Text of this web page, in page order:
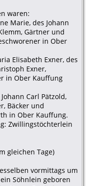
waren:
Marie, des Johann
Gärtner und
in Ober
Elisabeth Exner, des
Exner,
in Ober Kauffung
Carl Pätzold,
Bäcker und
in Ober Kauffung.
Zwillingstöchterlein
gleichen Tage)
vormittags um
Söhnlein geboren